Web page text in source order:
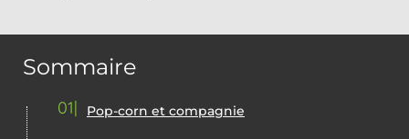
Sommaire
01 Pop-corn et compagnie